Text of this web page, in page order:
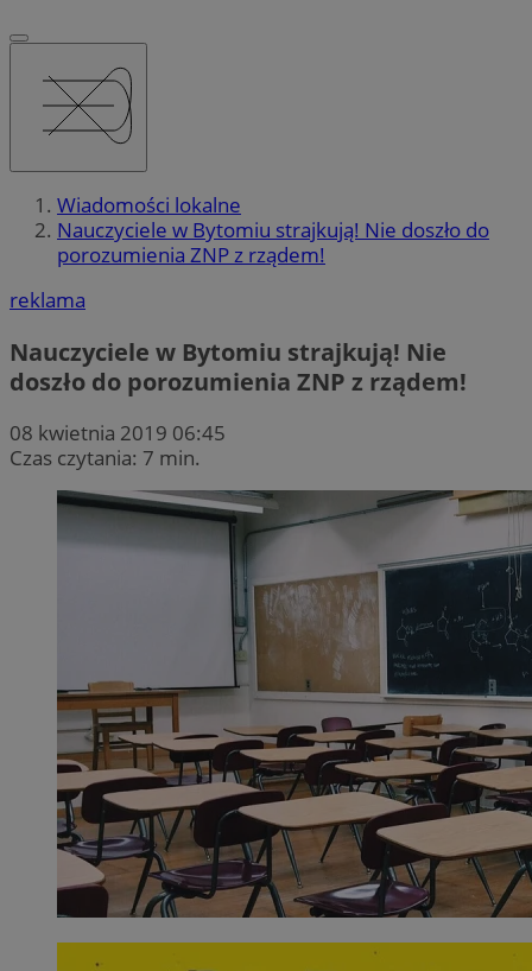
Wiadomości lokalne
Nauczyciele w Bytomiu strajkują! Nie doszło do
porozumienia ZNP z rządem!
reklama
Nauczyciele w Bytomiu strajkują! Nie
doszło do porozumienia ZNP z rządem!
08 kwietnia 2019 06:45
Czas czytania: 7 min.